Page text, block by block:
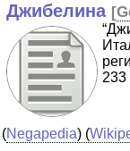
Джибелина [
233
(Negapedia) (